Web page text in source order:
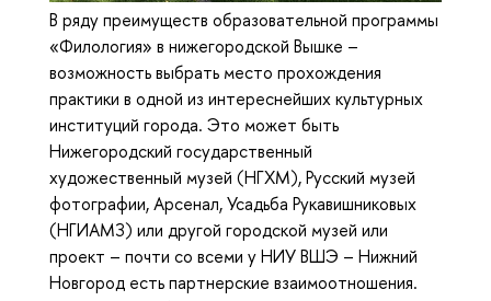
В ряду преимуществ образовательной программы
«Филология» в нижегородской Вышке –
возможность выбрать место прохождения
практики в одной из интереснейших культурных
институций города. Это может быть
Нижегородский государственный
художественный музей (НГХМ), Русский музей
фотографии, Арсенал, Усадьба Рукавишниковых
(НГИАМЗ) или другой городской музей или
проект – почти со всеми у НИУ ВШЭ – Нижний
Новгород есть партнерские взаимоотношения.